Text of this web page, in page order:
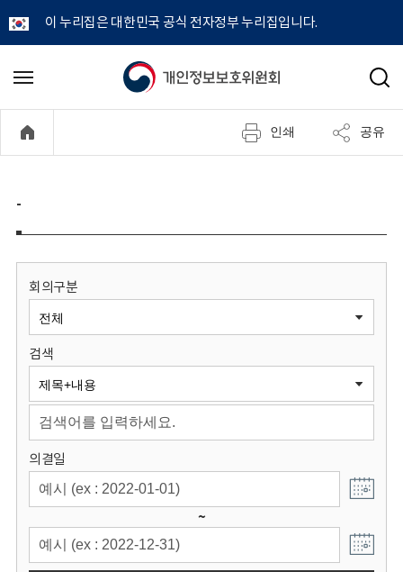
이 누리집은 대한민국 공식 전자정부 누리집입니다.
개
정
보
원
회
메
기
검
인쇄 공유
-
회의구분
검색
의결일
~